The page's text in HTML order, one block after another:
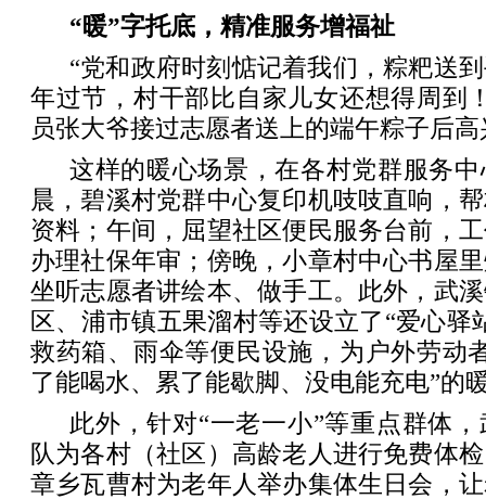
“暖”字托底，精准服务增福祉
“党和政府时刻惦记着我们，粽粑送
年过节，村干部比自家儿女还想得周到
员张大爷接过志愿者送上的端午粽子后
这样的暖心场景，在各村党群服务
晨，碧溪村党群中心复印机吱吱直响，
资料；午间，屈望社区便民服务台前，
办理社保年审；傍晚，小章村中心书屋
坐听志愿者讲绘本、做手工。此外，武
区、浦市镇五果溜村等还设立了“爱心驿
救药箱、雨伞等便民设施，为户外劳动
了能喝水、累了能歇脚、没电能充电”的
此外，针对“一老一小”等重点群体
队为各村（社区）高龄老人进行免费体
章乡瓦曹村为老年人举办集体生日会，